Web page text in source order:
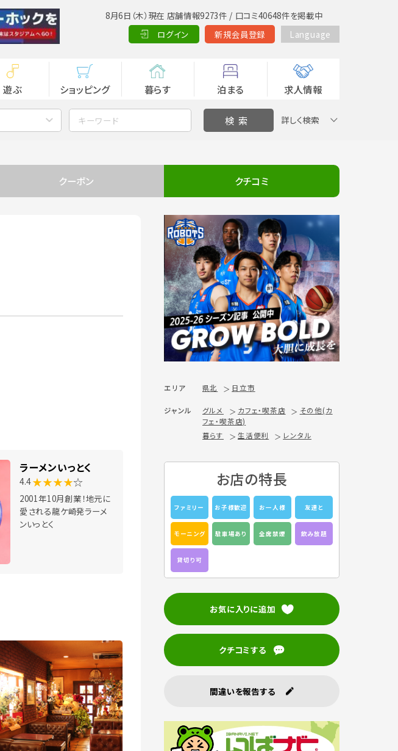
8月6日（木）現在 店舗情報9273件 / 口コミ40648件を掲載中
ログイン
新規会員登録 Language
遊ぶ ショッピング 暮らす 泊まる 求人情報
詳しく検索
クーポン クチコミ
ラーメンいっとく
4.4★★★★☆
2001年10月創業！地元に
愛される龍ケ崎発ラーメ
ンいっとく
エリア 県北 日立市
ジャンル グルメ カフェ・喫茶店
その他(カ
フェ・喫茶店)
暮らす
生活便利 レンタル
お店の特長
ファミリー お子様歓迎 お一人様 友達と
モーニング 駐車場あり 全席禁煙 飲み放題
貸切り可
お気に入りに追加
クチコミする
間違いを報告する